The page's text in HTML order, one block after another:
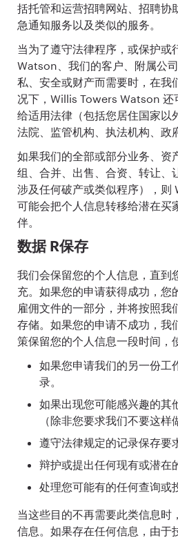
括托管和运营招聘网站、招聘协
急通知服务以及类似的服务。
当为了遵守法律程序，或保护或
Watson、我们的客户、附属公
私、安全或财产而需要时，在我
况下，Willis Towers Watson 还
给适用法律（包括您居住国家以
法院、监管机构、执法机构、政
如果我们的全部或部分业务、资
组、合并、出售、合资、转让、
涉及任何破产或类似程序），
可能会把个人信息转移给潜在买
伴。
数据 R保存
我们会保留您的个人信息，直到
充。如果您的申请获得成功，您
雇佣文件的一部分，并将按照我
存储。如果您的申请不成功，我
策保留您的个人信息一段时间，
如果您申请我们的另一份工
录。
如果出现您可能感兴趣的其
（除非您要求我们不要这样
遵守法律规定的记录保存要
辩护或提出任何现有或潜在
处理您可能有的任何查询或
当这些目的不再需要此类信息时
信息。如果存在任何信息，由于